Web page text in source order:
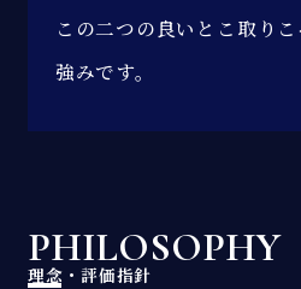
この二つの良いとこ取り
強みです。
PHILOSOPHY
理念・評価指針